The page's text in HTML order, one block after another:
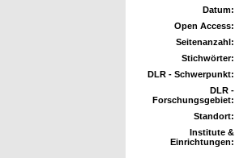
Datum:
Open Access:
Seitenanzahl:
Stichwörter:
DLR - Schwerpunkt:
DLR -
Forschungsgebiet:
Standort:
Institute &
Einrichtungen: